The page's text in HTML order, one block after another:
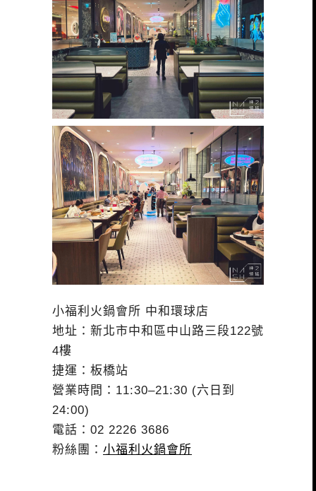
小福利火鍋會所 中和環球店
地址：新北市中和區中山路三段122號
4樓
捷運：板橋站
營業時間：11:30–21:30 (六日到
24:00)
電話：02 2226 3686
粉絲團： 小福利火鍋會所